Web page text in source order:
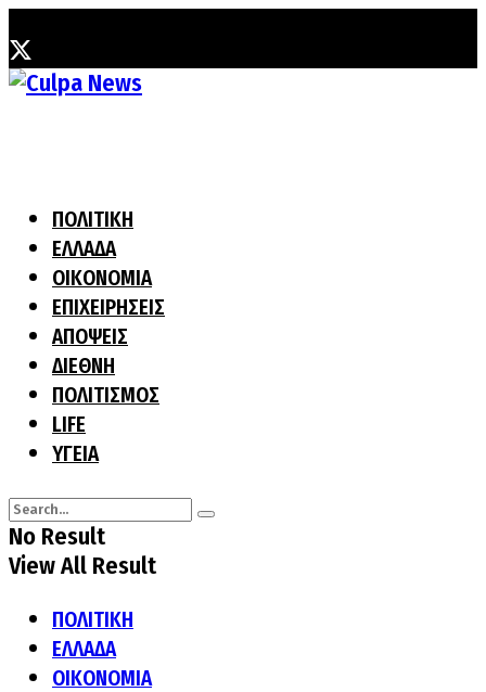
ΠΟΛΙΤΙΚΗ
ΕΛΛΑΔΑ
ΟΙΚΟΝΟΜΙΑ
ΕΠΙΧΕΙΡΗΣΕΙΣ
ΑΠΟΨΕΙΣ
ΔΙΕΘΝΗ
ΠΟΛΙΤΙΣΜΟΣ
LIFE
ΥΓΕΙΑ
No Result
View All Result
ΠΟΛΙΤΙΚΗ
ΕΛΛΑΔΑ
ΟΙΚΟΝΟΜΙΑ